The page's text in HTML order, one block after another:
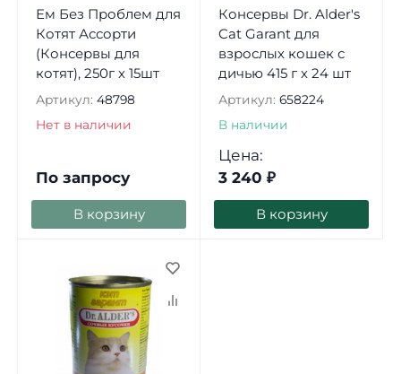
Ем Без Проблем для
Котят Ассорти
(Консервы для
котят), 250г х 15шт
Артикул: 48798
Нет в наличии
По запросу
В корзину
Консервы Dr. Alder's
Cat Garant для
взрослых кошек с
дичью 415 г х 24 шт
Артикул: 658224
В наличии
Цена:
3 240 ₽
В корзину